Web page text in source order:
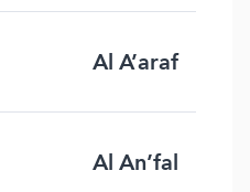
Al A’araf
Al An’fal